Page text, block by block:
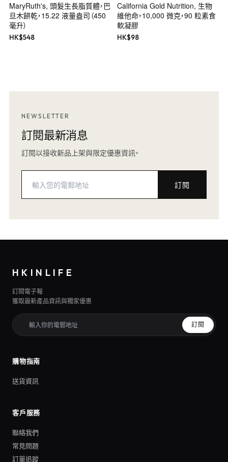
MaryRuth's, 頭髮生長脂質體，巴
旦木餅乾，15.22 液量盎司（450
毫升）
HK$548
California Gold Nutrition, 生物
維他命，10,000 微克，90 粒素食
軟凝膠
HK$98
NEWSLETTER
訂閱最新消息
訂閱以接收新品上架與限定優惠資訊。
訂閱
HKINLIFE
訂閱電子報
獲取最新產品資訊與獨家優惠
訂閱
購物指南
送貨資訊
客戶服務
聯絡我們
常見問題
訂單追蹤